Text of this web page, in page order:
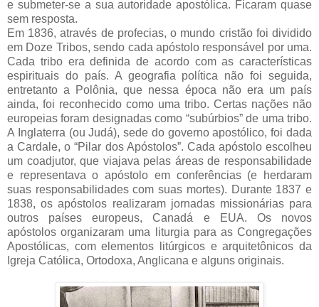
e submeter-se a sua autoridade apostólica. Ficaram quase
sem resposta.
Em 1836, através de profecias, o mundo cristão foi dividido
em Doze Tribos, sendo cada apóstolo responsável por uma.
Cada tribo era definida de acordo com as características
espirituais do país. A geografia política não foi seguida,
entretanto a Polônia, que nessa época não era um país
ainda, foi reconhecido como uma tribo. Certas nações não
europeias foram designadas como “subúrbios” de uma tribo.
A Inglaterra (ou Judá), sede do governo apostólico, foi dada
a Cardale, o “Pilar dos Apóstolos”. Cada apóstolo escolheu
um coadjutor, que viajava pelas áreas de responsabilidade
e representava o apóstolo em conferências (e herdaram
suas responsabilidades com suas mortes). Durante 1837 e
1838, os apóstolos realizaram jornadas missionárias para
outros países europeus, Canadá e EUA. Os novos
apóstolos organizaram uma liturgia para as Congregações
Apostólicas, com elementos litúrgicos e arquitetônicos da
Igreja Católica, Ortodoxa, Anglicana e alguns originais.